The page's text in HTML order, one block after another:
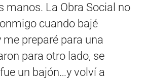
manos. La Obra Social no
cuando bajé
preparé para una
para otro lado, se
un bajón…y volví a